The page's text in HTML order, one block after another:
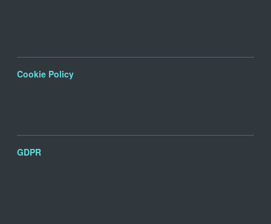
Cookie Policy
GDPR